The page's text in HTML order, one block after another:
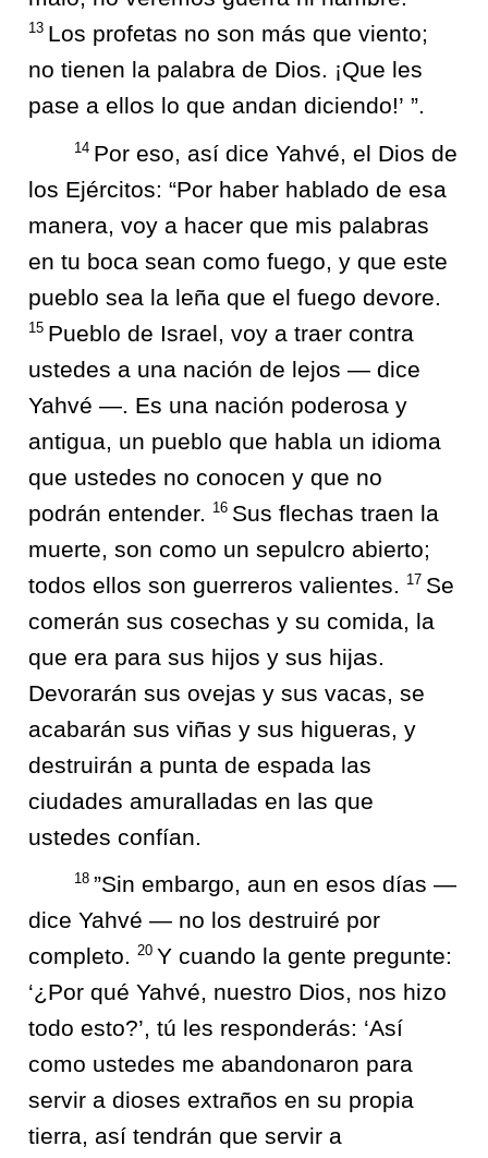
13 Los profetas no son más que viento;
no tienen la palabra de Dios. ¡Que les
pase a ellos lo que andan diciendo!’ ”.
14 Por eso, así dice Yahvé, el Dios de
los Ejércitos: “Por haber hablado de esa
manera, voy a hacer que mis palabras
en tu boca sean como fuego, y que este
pueblo sea la leña que el fuego devore.
15 Pueblo de Israel, voy a traer contra
ustedes a una nación de lejos — dice
Yahvé —. Es una nación poderosa y
antigua, un pueblo que habla un idioma
que ustedes no conocen y que no
podrán entender.
16 Sus flechas traen la
muerte, son como un sepulcro abierto;
todos ellos son guerreros valientes.
17 Se
comerán sus cosechas y su comida, la
que era para sus hijos y sus hijas.
Devorarán sus ovejas y sus vacas, se
acabarán sus viñas y sus higueras, y
destruirán a punta de espada las
ciudades amuralladas en las que
ustedes confían.
18 ”Sin embargo, aun en esos días —
dice Yahvé — no los destruiré por
completo. 20 Y cuando la gente pregunte:
‘¿Por qué Yahvé, nuestro Dios, nos hizo
todo esto?’, tú les responderás: ‘Así
como ustedes me abandonaron para
servir a dioses extraños en su propia
tierra, así tendrán que servir a